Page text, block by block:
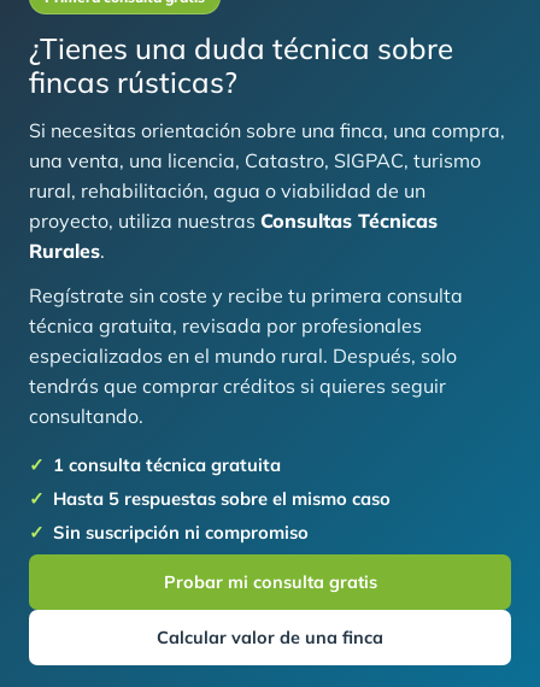
¿Tienes una duda técnica sobre
fincas rústicas?
Si necesitas orientación sobre una finca, una compra,
una venta, una licencia, Catastro, SIGPAC, turismo
rural, rehabilitación, agua o viabilidad de un
proyecto, utiliza nuestras Consultas Técnicas
Rurales.
Regístrate sin coste y recibe tu primera consulta
técnica gratuita, revisada por profesionales
especializados en el mundo rural. Después, solo
tendrás que comprar créditos si quieres seguir
consultando.
1 consulta técnica gratuita
Hasta 5 respuestas sobre el mismo caso
Sin suscripción ni compromiso
Probar mi consulta gratis
Calcular valor de una finca